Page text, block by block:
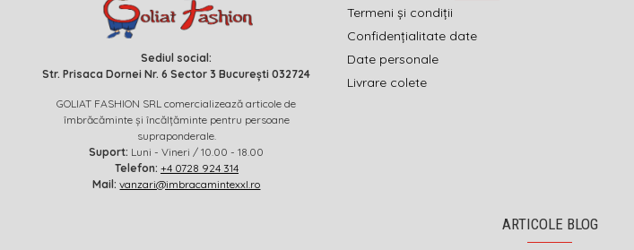
Sediul social:
Str. Prisaca Dornei Nr. 6 Sector 3 București 032724
GOLIAT FASHION SRL comercializează articole de
îmbrăcăminte și încălțăminte pentru persoane
supraponderale.
Suport: Luni - Vineri / 10.00 - 18.00
Telefon: +4 0728 924 314
Mail: vanzari@imbracamintexxl.ro
Termeni și condiții
Confidențialitate date
Date personale
Livrare colete
ARTICOLE BLOG